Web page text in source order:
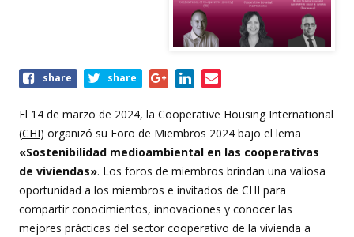
Share
event
share share
El 14 de marzo de 2024, la Cooperative Housing International
(CHI) organizó su Foro de Miembros 2024 bajo el lema
«Sostenibilidad medioambiental en las cooperativas
de viviendas». Los foros de miembros brindan una valiosa
oportunidad a los miembros e invitados de CHI para
compartir conocimientos, innovaciones y conocer las
mejores prácticas del sector cooperativo de la vivienda a